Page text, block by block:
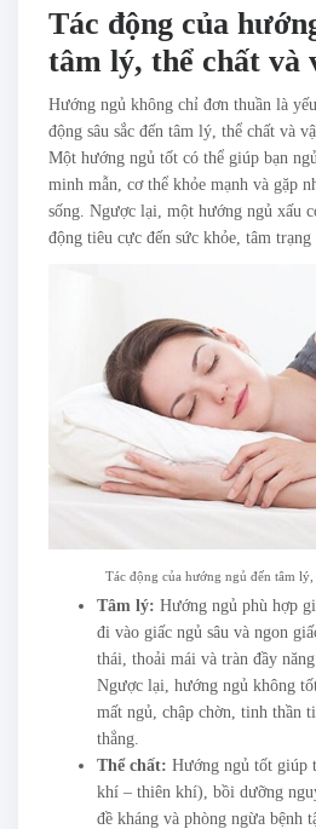
Tác động của
tâm lý, thể chất và
Hướng ngủ không chỉ đơn thuần là
động sâu sắc đến tâm lý, thể chất và
Một hướng ngủ tốt có thể giúp bạn
minh mẫn, cơ thể khỏe mạnh và gặp
sống. Ngược lại, một hướng ngủ xấu
động tiêu cực đến sức khỏe, tâm trạng
Tác động của hướng ngủ đến tâm lý,
Tâm lý: Hướng ngủ phù hợp
đi vào giấc ngủ sâu và ngon
thái, thoải mái và tràn đầy
Ngược lại, hướng ngủ không
mất ngủ, chập chờn, tinh thần
thẳng.
Thể chất: Hướng ngủ tốt giúp
khí – thiên khí), bồi dưỡng
đề kháng và phòng ngừa bệnh